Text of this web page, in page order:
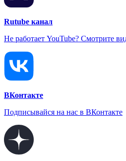
Rutube канал
Не работает YouTube? Смотрите
ВКонтакте
Подписывайся на нас в ВКонтакте